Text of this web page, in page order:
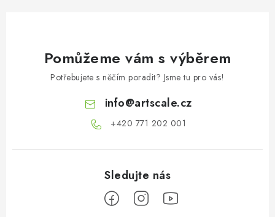
Pomůžeme vám s výběrem
Potřebujete s něčím poradit? Jsme tu pro vás!
info@artscale.cz
+420 771 202 001​